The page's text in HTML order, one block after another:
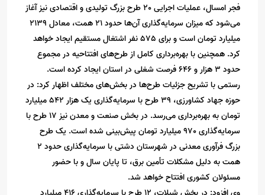
فجر امسال، عملیات اجرایی 20 طرح بزرگ تولیدی و اقتصادی نیز آغاز
می‌شود که میزان سرمایه‌گذاری آن‌ها حدود 21 همت، معادل 2139
میلیارد تومان است و برای 575 نفر اشتغال مستقیم ایجاد خواهد
کرد. همچنین با بهره‌برداری کامل از طرح‌های افتتاحیه در مجموع
حدود 3 هزار و 646 فرصت شغلی در استان ایجاد کرده است.
رستمی با تشریح جزئیات طرح‌ها در بخش‌های مختلف اظهار کرد: در
حوزه جهاد کشاورزی، 39 طرح با سرمایه‌گذاری یک هزار 542 میلیارد
تومان به بهره‌برداری می‌رسد. در بخش صنعت و معدن نیز 17 طرح با
سرمایه‌گذاری 970 میلیارد تومان پیش‌بینی شده است. یک طرح
بزرگ فرآوری معدنی در شهرستان دشتی با سرمایه‌گذاری حدود 2
همت به دلیل مشکلات تأمین برق، تا پایان سال و با حضور
مسئولان کشوری افتتاح خواهد شد.